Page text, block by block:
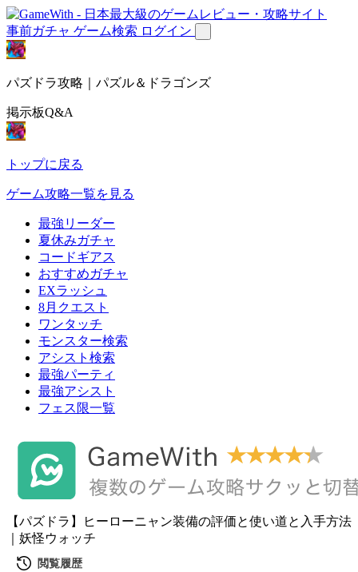
事前ガチャ ゲーム検索 ログイン
パズドラ攻略｜パズル＆ドラゴンズ
掲示板Q&A
トップに戻る
ゲーム攻略一覧を見る
最強リーダー
夏休みガチャ
コードギアス
おすすめガチャ
EXラッシュ
8月クエスト
ワンタッチ
モンスター検索
アシスト検索
最強パーティ
最強アシスト
フェス限一覧
【パズドラ】ヒーローニャン装備の評価と使い道と入手方法
｜妖怪ウォッチ